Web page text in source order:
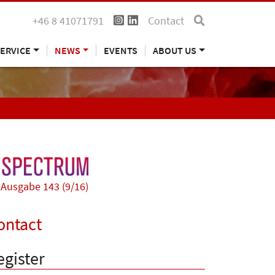
+46 8 41071791 Contact
NEWS EVENTS ABOUT US
Ausgabe 143 (9/16)